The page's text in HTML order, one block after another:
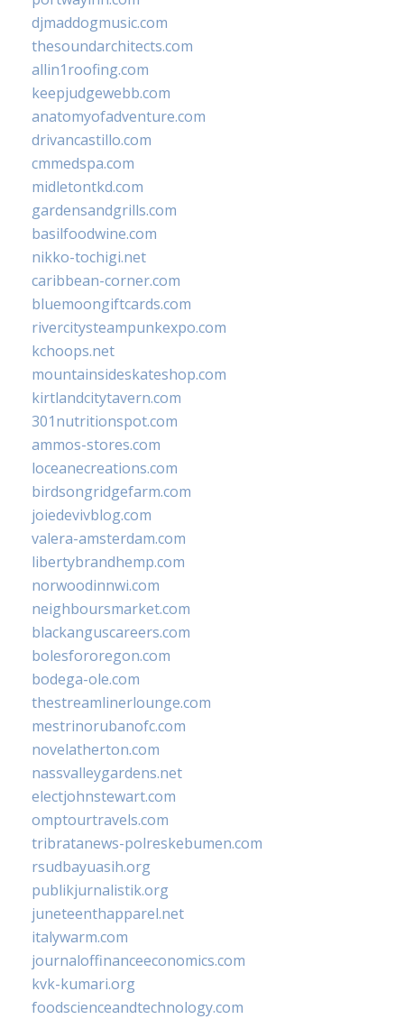
djmaddogmusic.com
thesoundarchitects.com
allin1roofing.com
keepjudgewebb.com
anatomyofadventure.com
drivancastillo.com
cmmedspa.com
midletontkd.com
gardensandgrills.com
basilfoodwine.com
nikko-tochigi.net
caribbean-corner.com
bluemoongiftcards.com
rivercitysteampunkexpo.com
kchoops.net
mountainsideskateshop.com
kirtlandcitytavern.com
301nutritionspot.com
ammos-stores.com
loceanecreations.com
birdsongridgefarm.com
joiedevivblog.com
valera-amsterdam.com
libertybrandhemp.com
norwoodinnwi.com
neighboursmarket.com
blackanguscareers.com
bolesfororegon.com
bodega-ole.com
thestreamlinerlounge.com
mestrinorubanofc.com
novelatherton.com
nassvalleygardens.net
electjohnstewart.com
omptourtravels.com
tribratanews-polreskebumen.com
rsudbayuasih.org
publikjurnalistik.org
juneteenthapparel.net
italywarm.com
journaloffinanceeconomics.com
kvk-kumari.org
foodscienceandtechnology.com